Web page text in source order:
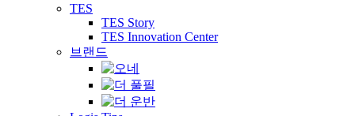
TES
TES Story
TES Innovation Center
브랜드